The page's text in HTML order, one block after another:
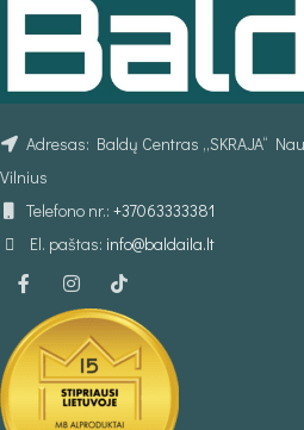
Adresas: Baldų Centras „SKRAJA“
Vilnius
Telefono nr.: +37063333381
El. paštas: info@baldaila.lt